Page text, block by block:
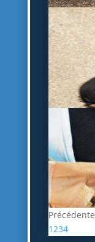
Précédente
1234